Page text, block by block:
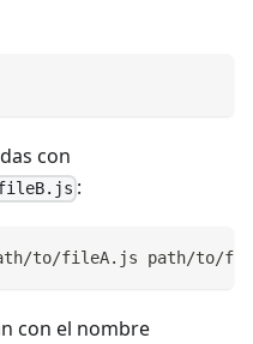
con
:
to/fileA.js path/to/
con el nombre